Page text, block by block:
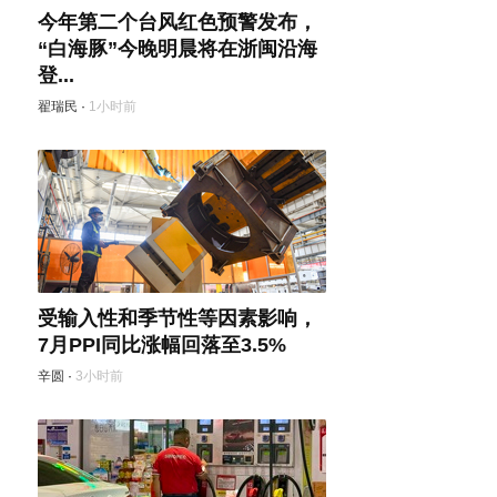
今年第二个台风红色预警发布，
“白海豚”今晚明晨将在浙闽沿海
登...
翟瑞民 · 1小时前
受输入性和季节性等因素影响，
7月PPI同比涨幅回落至3.5%
辛圆 · 3小时前